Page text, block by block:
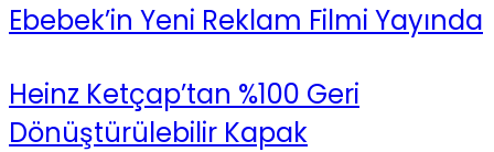
Ebebek’in Yeni Reklam Filmi Yayında
Heinz Ketçap’tan %100 Geri
Dönüştürülebilir Kapak